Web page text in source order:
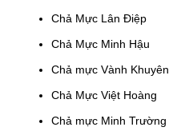
Chả Mực Lân Điệp
Chả Mực Minh Hậu
Chả mực Vành Khuyên
Chả Mực Việt Hoàng
Chả mực Minh Trường